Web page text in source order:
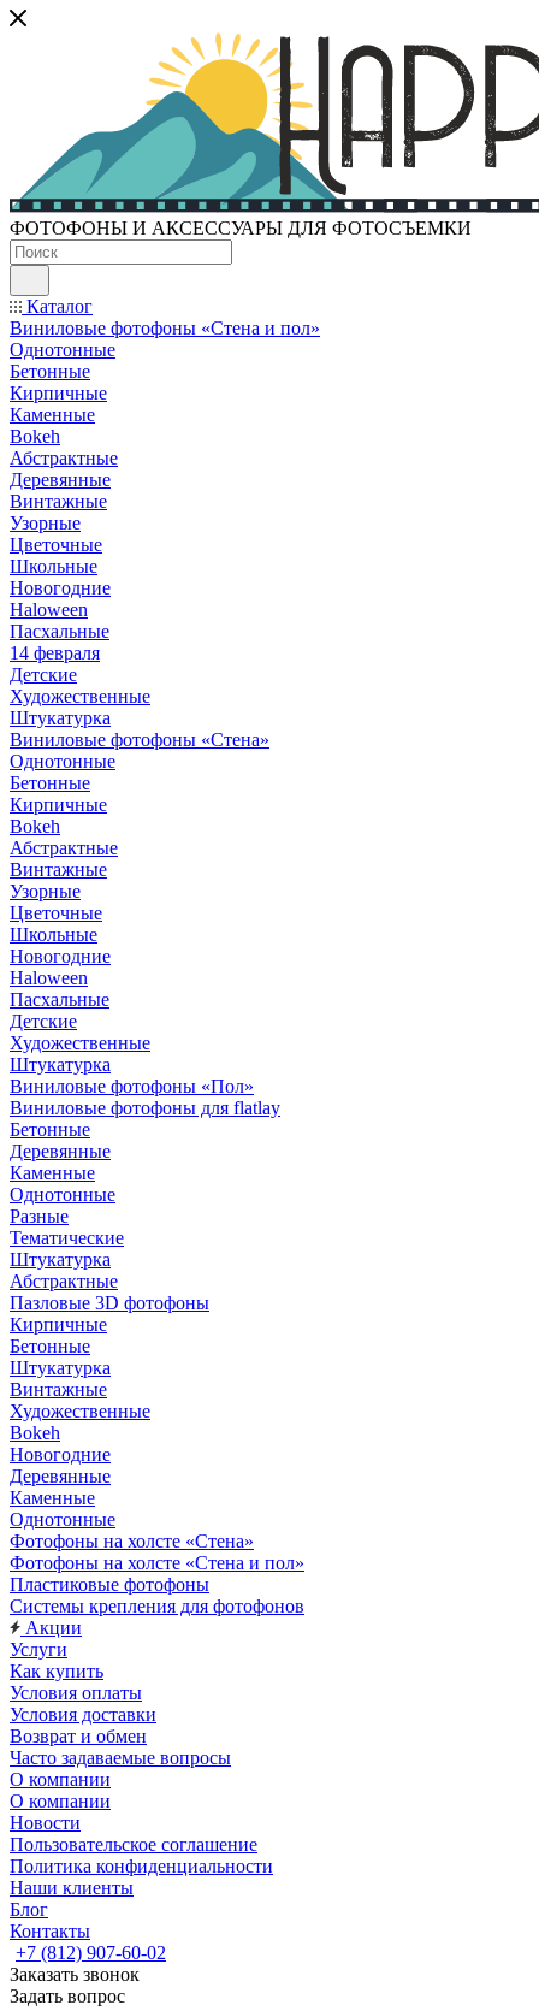
ФОТОФОНЫ И АКСЕССУАРЫ ДЛЯ ФОТОСЪЕМКИ
Каталог
Виниловые фотофоны «Стена и пол»
Однотонные
Бетонные
Кирпичные
Каменные
Bokeh
Абстрактные
Деревянные
Винтажные
Узорные
Цветочные
Школьные
Новогодние
Haloween
Пасхальные
14 февраля
Детские
Художественные
Штукатурка
Виниловые фотофоны «Стена»
Однотонные
Бетонные
Кирпичные
Bokeh
Абстрактные
Винтажные
Узорные
Цветочные
Школьные
Новогодние
Haloween
Пасхальные
Детские
Художественные
Штукатурка
Виниловые фотофоны «Пол»
Виниловые фотофоны для flatlay
Бетонные
Деревянные
Каменные
Однотонные
Разные
Тематические
Штукатурка
Абстрактные
Пазловые 3D фотофоны
Кирпичные
Бетонные
Штукатурка
Винтажные
Художественные
Bokeh
Новогодние
Деревянные
Каменные
Однотонные
Фотофоны на холсте «Стена»
Фотофоны на холсте «Стена и пол»
Пластиковые фотофоны
Системы крепления для фотофонов
Акции
Услуги
Как купить
Условия оплаты
Условия доставки
Возврат и обмен
Часто задаваемые вопросы
О компании
О компании
Новости
Пользовательское соглашение
Политика конфиденциальности
Наши клиенты
Блог
Контакты
+7 (812) 907-60-02
Заказать звонок
Задать вопрос